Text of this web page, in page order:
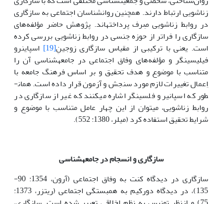
زناشویی ارتباط دارند. همچنین­ روانشناسان اجتماعی به سازگاری
در روابط زناشویی صِرف پرداخته­اند. پژوهش حاضر مؤلفه‌های
سازگاری را فراتر از حوزه جنسی در روابط زناشویی بررسی کرده
است. یعنی با ترکیبی از مقیاس سازگاری زوجینِ[19]
اسپاینرو
فیلیسینگر و مؤلفه‌های وفاق اجتماعی در جامعه­شناسی آن را
متناسب با موضوع و هدف تحقیق و بر اساس فرهنگ جامعه با
اِعمال تغییرات لازم مورد سنجش و آزمون قرار داده است. همان­
طور که اسپانیر و فلسینگر اشاره می­کنند که غیر از سازگاری در
روابط زناشویی، می­توان از این چهار عامل متناسب با موضوع و
شرایط تحقیق استفاده کرد (میلر، 1380: 552).
سازگاری و انسجام در جامعه­شناسی
سازگاری در دیدگاه کنت به وفاق اجتماعی (آرون، 1354: 90-
135)، در دیدگاه دورکیم به همبستگی اجتماعی (ریتزر، 1373: